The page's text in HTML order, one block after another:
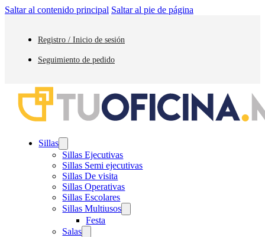
Saltar al contenido principal Saltar al pie de página
Registro / Inicio de sesión
Seguimiento de pedido
Sillas
Sillas Ejecutivas
Sillas Semi ejecutivas
Sillas De visita
Sillas Operativas
Sillas Escolares
Sillas Multiusos
Festa
Salas